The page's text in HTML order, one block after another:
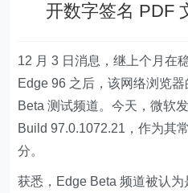
开数字签名 PDF
12 月 3 日消息，继上个月在
Edge 96 之后，该网络浏览
Beta 测试频道。今天，微软
Build 97.0.1072.21，作为其
分。
获悉，Edge Beta 频道被认